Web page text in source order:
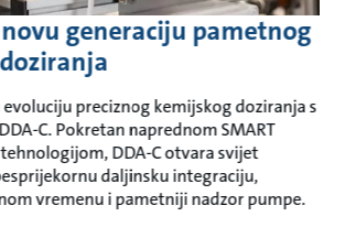
generaciju pametnog
preciznog kemijskog doziranja s
C. Pokretan naprednom SMART
DDA-C otvara svijet
daljinsku integraciju,
vremenu i pametniji nadzor pumpe.